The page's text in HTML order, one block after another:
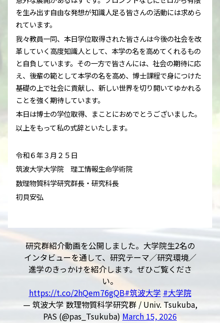
を生み出す自由な発想が知識人足る皆さんの活動には求めら
れています。
我々教員一同、本日学位取得された皆さんは今後の社会を改
革していく高度知識人として、本学の名を高めてくれるもの
と自負しています。その一方で皆さんには、社会の期待に応
え、後輩の範として本学の名を高め、博士課程で身につけた
基礎の上で社会に貢献し、新しい世界を切り開いてゆかれる
ことを強く期待しています。
本日は博士の学位取得、まことにおめでとうございました。
以上をもって私の式辞といたします。
令和６年３月２５日
筑波大学大学院 理工情報生命学術院
数理物質科学研究群長・研究科長
初貝安弘
研究群紹介動画を公開しました。大学院生2名の
インタビューを通して、研究テーマ／研究環境／
進学のきっかけを紹介します。ぜひご覧くださ
い。
https://t.co/2hQem76gQB#筑波大学 #大学院
— 筑波大学 数理物質科学研究群 / Univ. Tsukuba,
PAS (@pas_Tsukuba) March 15, 2026